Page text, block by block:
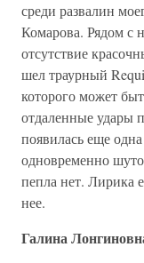
среди развалин
Комарова. Рядом с
отсутствие
шел траурный
которого может
отдаленные удары
появилась еще
одновременно
пепла нет. Лирика
нее.
Галина